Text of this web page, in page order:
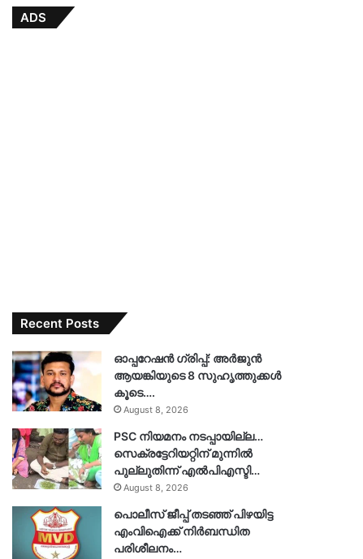
ADS
Recent Posts
ഓപ്പറേഷൻ ഗ്രിപ്പ്: അർജുൻ
ആയങ്കിയുടെ 8 സുഹൃത്തുക്കൾ
കൂടെ….
August 8, 2026
PSC നിയമനം നടപ്പായില്ല…
സെക്രട്ടേറിയറ്റിന് മുന്നിൽ
പുല്ലുതിന്ന് എൽപിഎസ്ടി…
August 8, 2026
പൊലീസ് ജീപ്പ് തടഞ്ഞ് പിഴയിട്ട
എംവിഐക്ക് നിർബന്ധിത
പരിശീലനം…